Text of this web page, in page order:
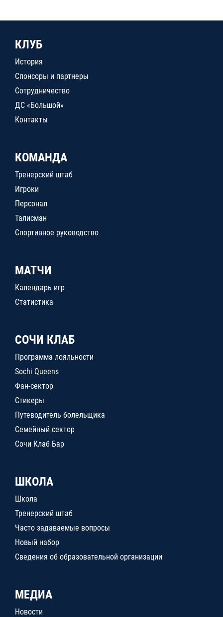
КЛУБ
История
Спонсоры и партнеры
Сотрудничество
ДС «Большой»
Контакты
КОМАНДА
Тренерский штаб
Игроки
Персонал
Талисман
Спортивное руководство
МАТЧИ
Календарь игр
Статистика
СОЧИ КЛАБ
Программа лояльности
Sochi Queens
Фан-сектор
Стикеры
Путеводитель болельщика
Семейный сектор
Сочи Клаб Бар
ШКОЛА
Школа
Тренерский штаб
Часто задаваемые вопросы
Новый набор
Сведения об образовательной организации
МЕДИА
Новости